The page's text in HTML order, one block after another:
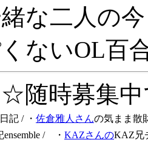
な二人の
ないOL百
随時募集
記 / ・ 佐倉雅人さんの気まま散
/ ・ KAZさんのKAZ兄